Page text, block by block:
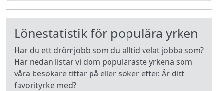
Lönestatistik för populära yrken
Har du ett drömjobb som du alltid velat jobba som?
Här nedan listar vi dom populäraste yrkena som
våra besökare tittar på eller söker efter. Är ditt
favorityrke med?